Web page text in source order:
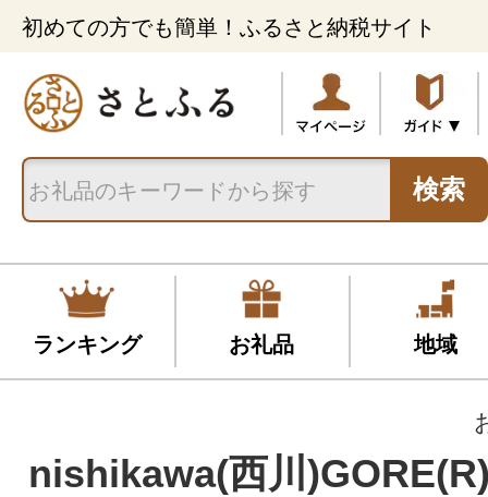
初めての方でも簡単！ふるさと納税サイト
検索
ランキング お礼品 地域
nishikawa(西川